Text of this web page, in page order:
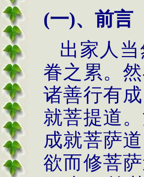
(一)、前言
出家人
眷之累。
诸善行有
就菩提道
成就菩萨
欲而修菩